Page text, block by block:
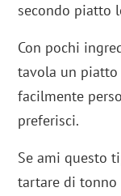
secondo piatto
Con pochi
tavola un
facilmente
preferisci.
Se ami questo
tartare di tonno